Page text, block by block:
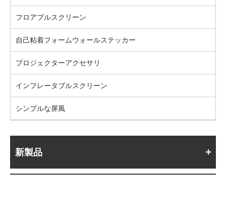
フロアプルスクリーン
自己粘着フォームウォールステッカー
プロジェクターアクセサリ
インフレータブルスクリーン
シンプルな屏風
新製品